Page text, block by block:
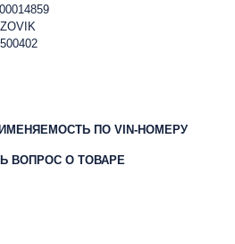
ПО VIN-НОМЕРУ
ВОПРОС О ТОВАРЕ